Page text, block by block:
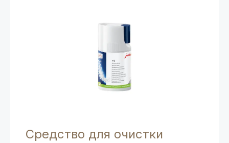
Средство для очистки